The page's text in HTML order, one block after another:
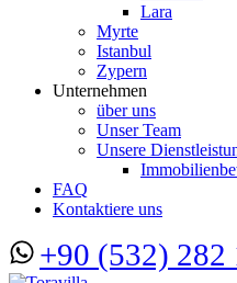
Lara
Myrte
Istanbul
Zypern
Unternehmen
über uns
Unser Team
Unsere
FAQ
Kontaktiere uns
+90 (532) 282